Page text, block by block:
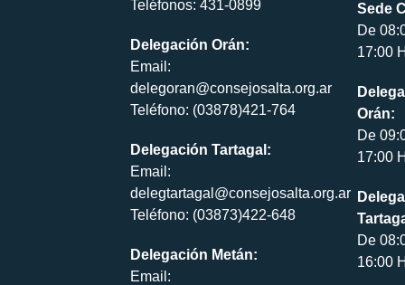
Teléfonos: 431-0899
Delegación Orán:
Email:
delegoran@consejosalta.org.ar
Teléfono: (03878)421-764
Delegación Tartagal:
Email:
delegtartagal@consejosalta.org.ar
Teléfono: (03873)422-648
Delegación Metán:
Email:
Sede
De
17:00
Orán:
De
17:00
De
16:00